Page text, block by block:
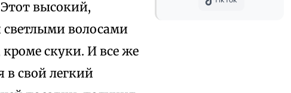
высокий,
волосами
скуки. И все же
в свой легкий